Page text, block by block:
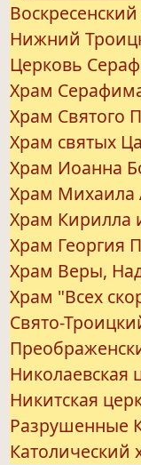
Нижний
Церковь
Храм
Храм Святого
Храм святых
Храм Иоанна
Храм Михаила
Храм Кирилла
Храм Георгия
Храм Веры,
Храм "Всех
Свято-
Николаевская
Никитская
Разрушенные
Католический